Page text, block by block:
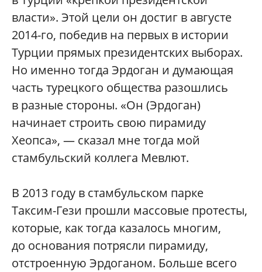
власти». Этой цели он достиг в августе
2014-го, победив на первых в истории
Турции прямых президентских выборах.
Но именно тогда Эрдоган и думающая
часть турецкого общества разошлись
в разные стороны. «Он (Эрдоган)
начинает строить свою пирамиду
Хеопса», — сказал мне тогда мой
стамбульский коллега Мевлют.
В 2013 году в стамбульском парке
Таксим-Гези прошли массовые протесты,
которые, как тогда казалось многим,
до основания потрясли пирамиду,
отстроенную Эрдоганом. Больше всего